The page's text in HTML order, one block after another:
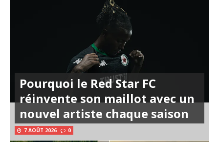
Pourquoi le Red Star FC
réinvente son maillot avec un
nouvel artiste chaque saison
7 AOÛT 2026 0